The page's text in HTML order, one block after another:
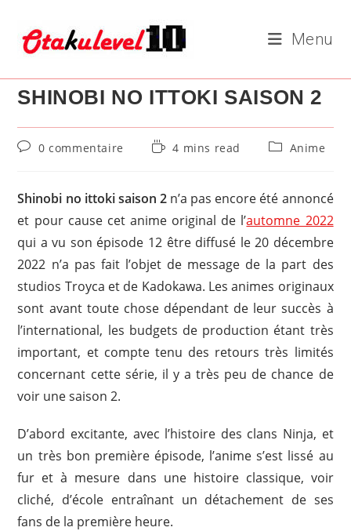
content
Menu
SHINOBI NO ITTOKI SAISON 2
Commentaires
publication :
0 commentaire
Temps4 mins read
PostAnime
Shinobi no ittoki saison 2 n’a pas encore été annoncé
et pour cause cet anime original de l’automne 2022
qui a vu son épisode 12 être diffusé le 20 décembre
2022 n’a pas fait l’objet de message de la part des
studios Troyca et de Kadokawa. Les animes originaux
sont avant toute chose dépendant de leur succès à
l’international, les budgets de production étant très
important, et compte tenu des retours très limités
concernant cette série, il y a très peu de chance de
voir une saison 2.
D’abord excitante, avec l’histoire des clans Ninja, et
un très bon première épisode, l’anime s’est lissé au
fur et à mesure dans une histoire classique, voir
cliché, d’école entraînant un détachement de ses
fans de la première heure.